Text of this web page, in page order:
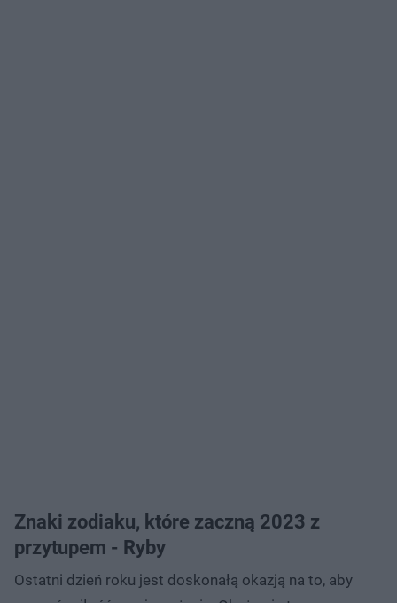
Znaki zodiaku, które zaczną 2023 z
przytupem - Ryby
Ostatni dzień roku jest doskonałą okazją na to, aby